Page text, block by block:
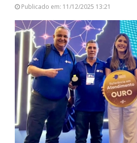
Publicado em: 11/12/2025 13:21